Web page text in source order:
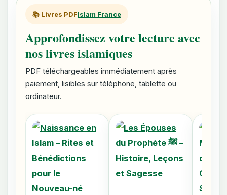
📚 Livres PDFIslam France
Approfondissez votre lecture avec
nos livres islamiques
PDF téléchargeables immédiatement après
paiement, lisibles sur téléphone, tablette ou
ordinateur.